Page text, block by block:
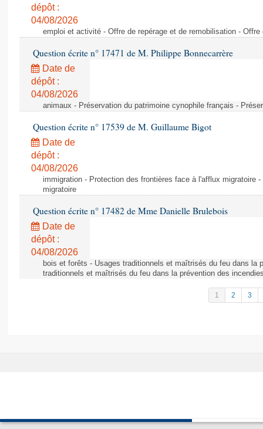
dépôt :
04/08/2026
emploi et activité - Offre de repérage et de remobilisation -
Question écrite n° 17471 de M. Philippe Bonnecarrère
Date de
dépôt :
04/08/2026
animaux - Préservation du patrimoine cynophile français -
Question écrite n° 17539 de M. Guillaume Bigot
Date de
dépôt :
04/08/2026
immigration - Protection des frontières face à l'afflux migratoire
migratoire
Question écrite n° 17482 de Mme Danielle Brulebois
Date de
dépôt :
04/08/2026
bois et forêts - Usages traditionnels et maîtrisés du feu dans la
traditionnels et maîtrisés du feu dans la prévention des
1 2 3